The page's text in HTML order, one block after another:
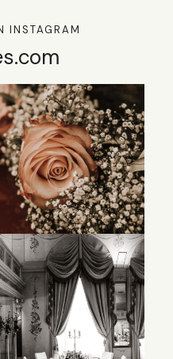
INSTAGRAM